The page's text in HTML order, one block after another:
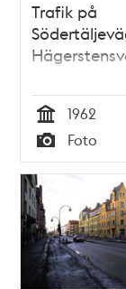
Trafik på
Tid
1962
Typ
Foto